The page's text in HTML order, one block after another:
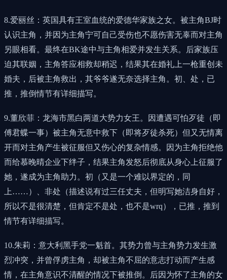
8.爱丽丝：英国具有王室血统的爱德华家族之女。被主角BJ时
认识主角，并因为主角宁可自己受伤也不愿伤害无辜而对主角
另眼相看。最终在BK途中与主角相爱并发生关系。后家族压
迫其联姻，主角答应相救却稍迟，结果其在婚礼上一枪重创未
婚夫，后被主角救出，其爷爷遂无奈选择主角。初、处，已
推，推倒情节有详细描写。
9.董欣菲：龙海市黑白两道大势力女王。因遭遇可怕歹徒（即
傅君蝶一事）被主角无意中救下（即将歹徒杀死）但又无情离
开而对主角产生被征服但又伤心的复杂情感。因为主角拒绝他
而给慕晚晴企业下绊子，结果主角发怒后彻底从身心上征服了
她，遂成为主角助力。初（又是一个难以界定的，同
上……）、非处（描述说有过三任丈夫，但明写她洁身自好，
所以不是很清楚，但肯定不是处，也不是wrq），已推，推到
情节有详细描写。
10.朱莉：意大利黑手党一魁首。其势力曾与主角势力发生激
烈冲突，并曾俘虏主角，却被主角不屈的意志打动而产生感
情，在主角意识不清醒的情况下被推倒。后因为怀了主角的女